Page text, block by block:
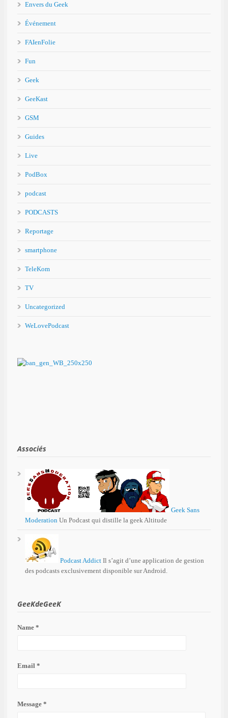
Envers du Geek
Événement
FAIenFolie
Fun
Geek
GeeKast
GSM
Guides
Live
PodBox
podcast
PODCASTS
Reportage
smartphone
TeleKom
TV
Uncategorized
WeLovePodcast
Associés
Geek Sans
Moderation Un Podcast qui distille la geek Altitude
Podcast Addict Il s’agit d’une application de gestion
des podcasts exclusivement disponible sur Android.
GeeKdeGeeK
Name *
Email *
Message *